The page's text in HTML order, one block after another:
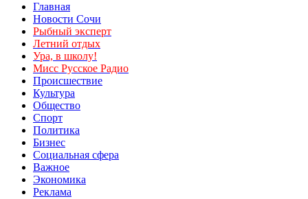
Главная
Новости Сочи
Рыбный эксперт
Летний отдых
Ура, в школу!
Мисс Русское Радио
Происшествие
Культура
Общество
Спорт
Политика
Бизнес
Социальная сфера
Важное
Экономика
Реклама